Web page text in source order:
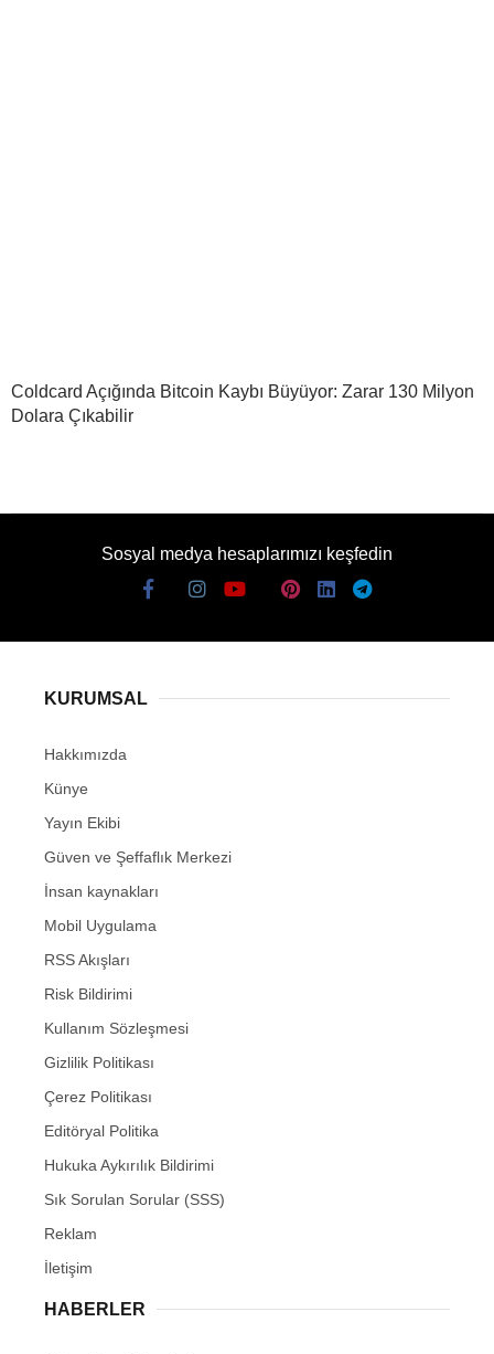
Coldcard Açığında Bitcoin Kaybı Büyüyor: Zarar 130 Milyon
Dolara Çıkabilir
Sosyal medya hesaplarımızı keşfedin
KURUMSAL
Hakkımızda
Künye
Yayın Ekibi
Güven ve Şeffaflık Merkezi
İnsan kaynakları
Mobil Uygulama
RSS Akışları
Risk Bildirimi
Kullanım Sözleşmesi
Gizlilik Politikası
Çerez Politikası
Editöryal Politika
Hukuka Aykırılık Bildirimi
Sık Sorulan Sorular (SSS)
Reklam
İletişim
HABERLER